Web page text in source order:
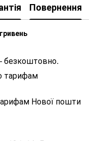
Повернення
безкоштовно.
тарифам
Нової пошти